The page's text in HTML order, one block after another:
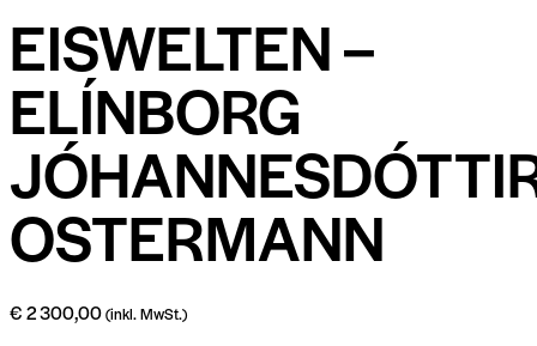
EISWELTEN –
ELÍNBORG
OSTERMANN
€2 300,00(inkl. MwSt.)